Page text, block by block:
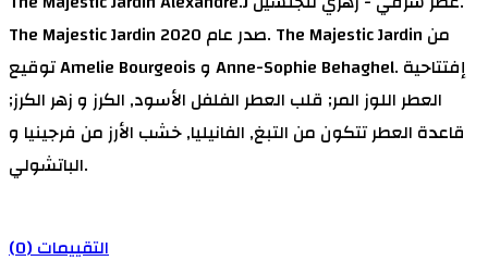
The Majestic Jardin صدر عام 2020. The Majestic Jardin من
توقيع Amelie Bourgeois و Anne-Sophie Behaghel. إفتتاحية
العطر اللوز المر; قلب العطر الفلفل الأسود, الكرز و زهر الكرز;
قاعدة العطر تتكون من التبغ, الفانيليا, خشب الأرز من فرجينيا و
الباتشولي.
التقييمات (0)